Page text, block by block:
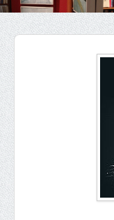
Επικοινωνία